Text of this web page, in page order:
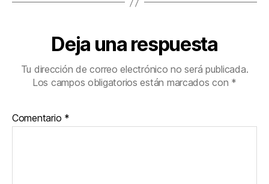
Deja una respuesta
Tu dirección de correo electrónico no será publicada.
Los campos obligatorios están marcados con *
Comentario *